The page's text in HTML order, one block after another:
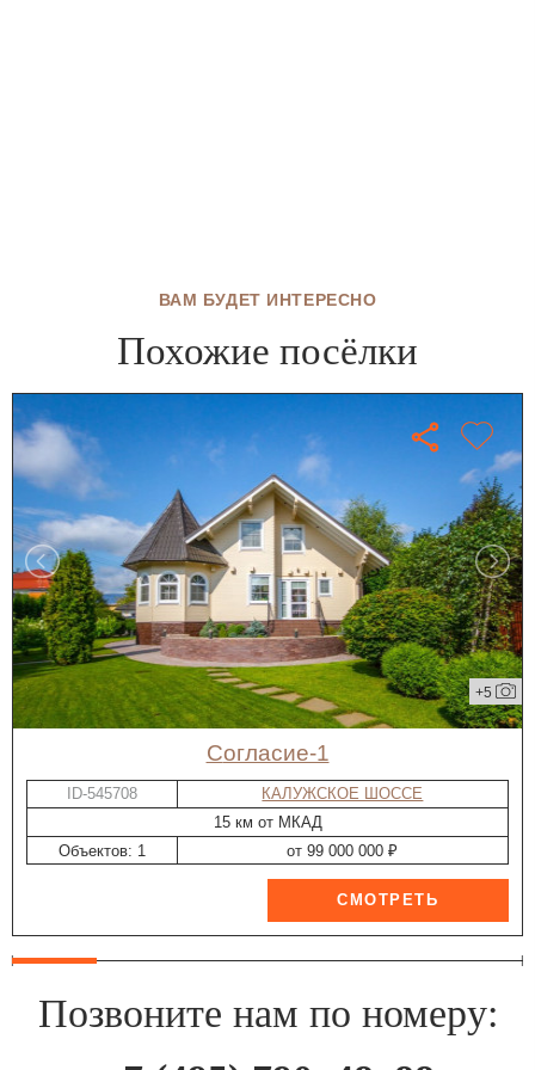
ВАМ БУДЕТ ИНТЕРЕСНО
Похожие посёлки
+5
Согласие-1
ID-545708
КАЛУЖСКОЕ ШОССЕ
15 км от МКАД
Объектов: 1
от 99 000 000 ₽
Позвоните нам по номеру: